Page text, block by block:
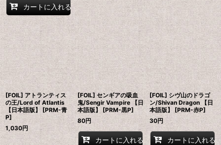
カートに入れる
[FOIL] アトランティス
の王/Lord of Atlantis
【日本語版】 [PRM-青
P]
1,030円
[FOIL] センギアの吸血
鬼/Sengir Vampire 【日
本語版】 [PRM-黒P]
80円
カートに入れる
[FOIL] シヴ山のドラゴ
ン/Shivan Dragon 【日
本語版】 [PRM-赤P]
30円
カートに入れる